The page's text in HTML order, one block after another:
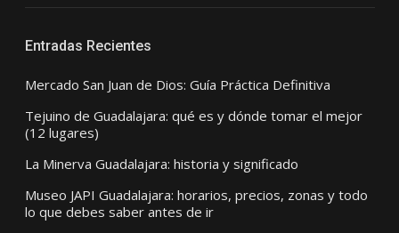
Entradas Recientes
Mercado San Juan de Dios: Guía Práctica Definitiva
Tejuino de Guadalajara: qué es y dónde tomar el mejor
(12 lugares)
La Minerva Guadalajara: historia y significado
Museo JAPI Guadalajara: horarios, precios, zonas y todo
lo que debes saber antes de ir